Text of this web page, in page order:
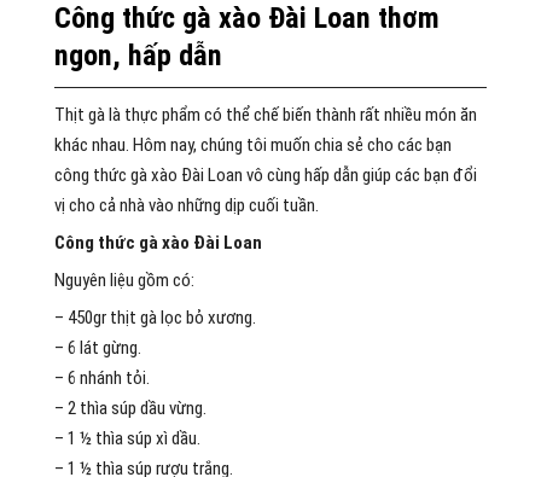
Công thức gà xào Đài Loan thơm
ngon, hấp dẫn
Thịt gà là thực phẩm có thể chế biến thành rất nhiều món ăn
khác nhau. Hôm nay, chúng tôi muốn chia sẻ cho các bạn
công thức gà xào Đài Loan vô cùng hấp dẫn giúp các bạn đổi
vị cho cả nhà vào những dịp cuối tuần.
Công thức gà xào Đài Loan
Nguyên liệu gồm có:
– 450gr thịt gà lọc bỏ xương.
– 6 lát gừng.
– 6 nhánh tỏi.
– 2 thìa súp dầu vừng.
– 1 ½ thìa súp xì dầu.
– 1 ½ thìa súp rượu trắng.